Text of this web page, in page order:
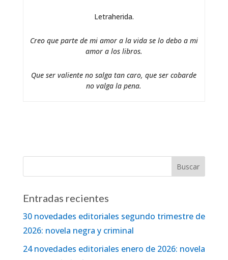
Letraherida.
Creo que parte de mi amor a la vida se lo debo a mi
amor a los libros.
Que ser valiente no salga tan caro, que ser cobarde
no valga la pena.
Entradas recientes
30 novedades editoriales segundo trimestre de
2026: novela negra y criminal
24 novedades editoriales enero de 2026: novela